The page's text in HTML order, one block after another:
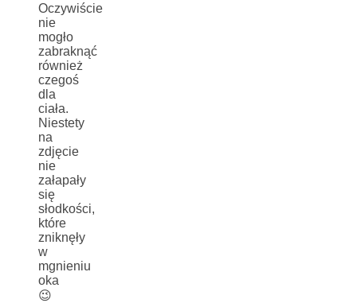
Oczywiście
nie
mogło
zabraknąć
również
czegoś
dla
ciała.
Niestety
na
zdjęcie
nie
załapały
się
słodkości,
które
zniknęły
w
mgnieniu
oka
😉